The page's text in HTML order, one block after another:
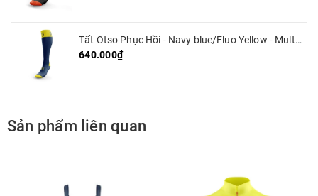
Tất Otso Phục Hồi - Navy blue/Fluo Yellow - Multisport Recovery
640.000₫
Sản phẩm liên quan